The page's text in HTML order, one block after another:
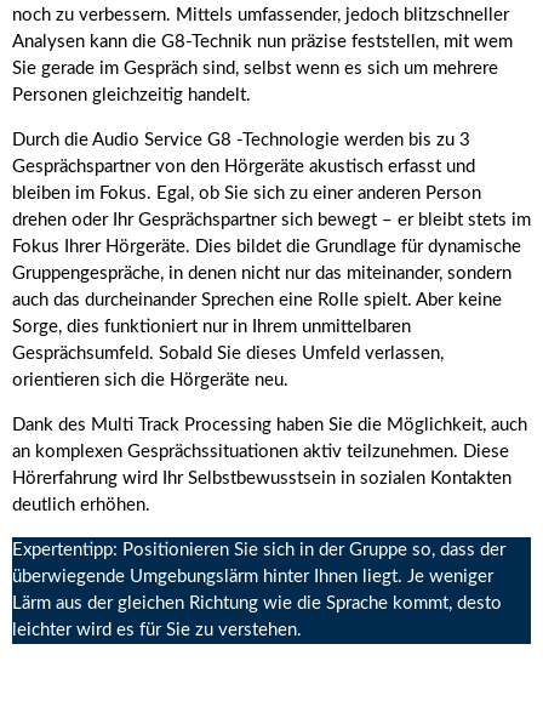
noch zu verbessern. Mittels umfassender, jedoch blitzschneller
Analysen kann die G8-Technik nun präzise feststellen, mit wem
Sie gerade im Gespräch sind, selbst wenn es sich um mehrere
Personen gleichzeitig handelt.
Durch die Audio Service G8 -Technologie werden bis zu 3
Gesprächspartner von den Hörgeräte akustisch erfasst und
bleiben im Fokus. Egal, ob Sie sich zu einer anderen Person
drehen oder Ihr Gesprächspartner sich bewegt – er bleibt stets im
Fokus Ihrer Hörgeräte. Dies bildet die Grundlage für dynamische
Gruppengespräche, in denen nicht nur das miteinander, sondern
auch das durcheinander Sprechen eine Rolle spielt. Aber keine
Sorge, dies funktioniert nur in Ihrem unmittelbaren
Gesprächsumfeld. Sobald Sie dieses Umfeld verlassen,
orientieren sich die Hörgeräte neu.
Dank des Multi Track Processing haben Sie die Möglichkeit, auch
an komplexen Gesprächssituationen aktiv teilzunehmen. Diese
Hörerfahrung wird Ihr Selbstbewusstsein in sozialen Kontakten
deutlich erhöhen.
Expertentipp: Positionieren Sie sich in der Gruppe so, dass der
überwiegende Umgebungslärm hinter Ihnen liegt. Je weniger
Lärm aus der gleichen Richtung wie die Sprache kommt, desto
leichter wird es für Sie zu verstehen.